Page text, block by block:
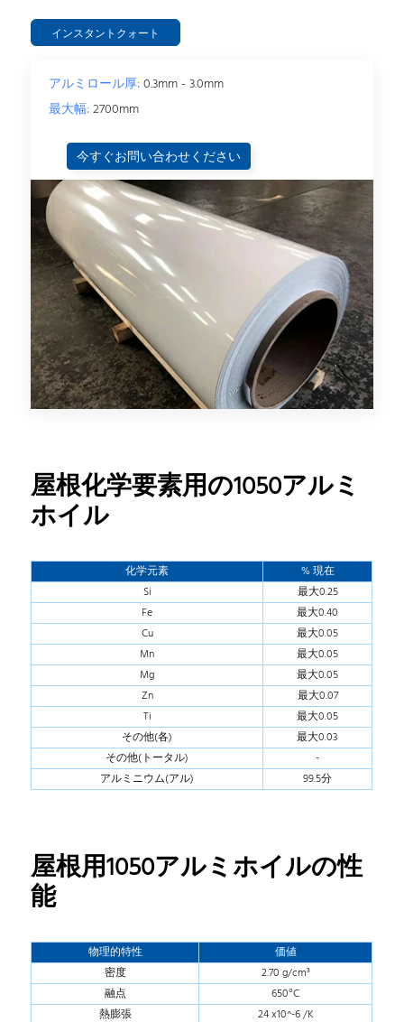
インスタントクォート
アルミロール厚:0.3mm - 3.0mm
最大幅:2700mm
今すぐお問い合わせください
屋根化学要素用の1050アルミ
ホイル
化学元素
% 現在
Si
最大0.25
Fe
最大0.40
Cu
最大0.05
Mn
最大0.05
Mg
最大0.05
Zn
最大0.07
Ti
最大0.05
その他(各)
最大0.03
その他(トータル)
-
アルミニウム(アル)
99.5分
屋根用1050アルミホイルの性
能
物理的特性
価値
密度
2.70 g/cm³
融点
650°C
熱膨張
24 x10^-6 /K